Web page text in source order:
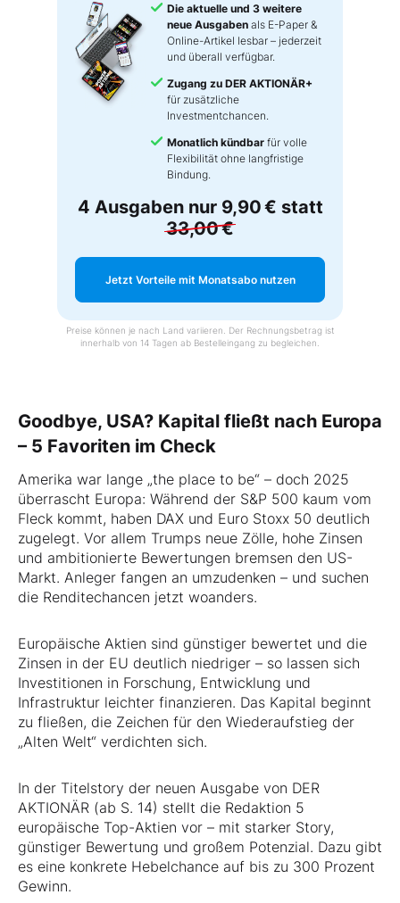
Die aktuelle und 3 weitere
neue Ausgaben als E-Paper &
Online-Artikel lesbar – jederzeit
und überall verfügbar.
Zugang zu DER AKTIONÄR+
für zusätzliche
Investmentchancen.
Monatlich kündbar für volle
Flexibilität ohne langfristige
Bindung.
4 Ausgaben nur 9,90 € statt
33,00 €
Jetzt Vorteile mit Monatsabo nutzen
Preise können je nach Land variieren. Der Rechnungsbetrag ist
innerhalb von 14 Tagen ab Bestelleingang zu begleichen.
Goodbye, USA? Kapital fließt nach Europa
– 5 Favoriten im Check
Amerika war lange „the place to be“ – doch 2025
überrascht Europa: Während der S&P 500 kaum vom
Fleck kommt, haben DAX und Euro Stoxx 50 deutlich
zugelegt. Vor allem Trumps neue Zölle, hohe Zinsen
und ambitionierte Bewertungen bremsen den US-
Markt. Anleger fangen an umzudenken – und suchen
die Renditechancen jetzt woanders.
Europäische Aktien sind günstiger bewertet und die
Zinsen in der EU deutlich niedriger – so lassen sich
Investitionen in Forschung, Entwicklung und
Infrastruktur leichter finanzieren. Das Kapital beginnt
zu fließen, die Zeichen für den Wiederaufstieg der
„Alten Welt“ verdichten sich.
In der Titelstory der neuen Ausgabe von DER
AKTIONÄR (ab S. 14) stellt die Redaktion 5
europäische Top-Aktien vor – mit starker Story,
günstiger Bewertung und großem Potenzial. Dazu gibt
es eine konkrete Hebelchance auf bis zu 300 Prozent
Gewinn.